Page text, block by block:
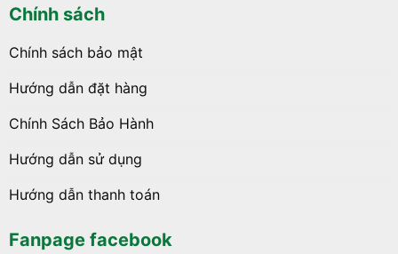
Chính sách
Chính sách bảo mật
Hướng dẫn đặt hàng
Chính Sách Bảo Hành
Hướng dẫn sử dụng
Hướng dẫn thanh toán
Fanpage facebook